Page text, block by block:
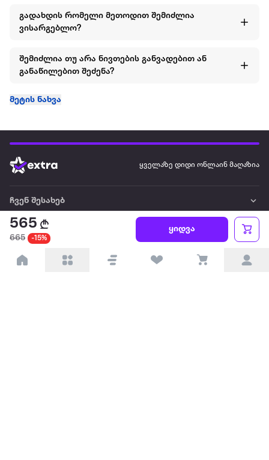
565
665 -15%
ყიდვა
გადახდის რომელი მეთოდით შემიძლია
ვისარგებლო?
შემიძლია თუ არა ნივთების განვადებით ან
განაწილებით შეძენა?
მეტის ნახვა
ყველაზე დიდი ონლაინ მაღაზია
ჩვენ შესახებ
წესები და პირობები
პარტნიორებისთვის